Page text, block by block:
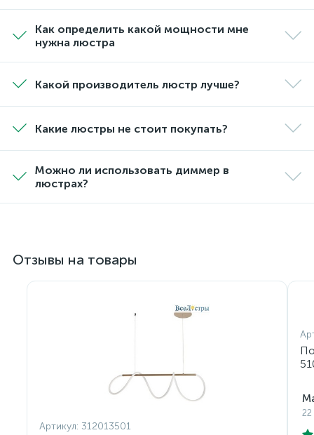
Как определить какой мощности мне
нужна люстра
Какой производитель люстр лучше?
Какие люстры не стоит покупать?
Можно ли использовать диммер в
люстрах?
Отзывы на товары
Артикул: 312013501